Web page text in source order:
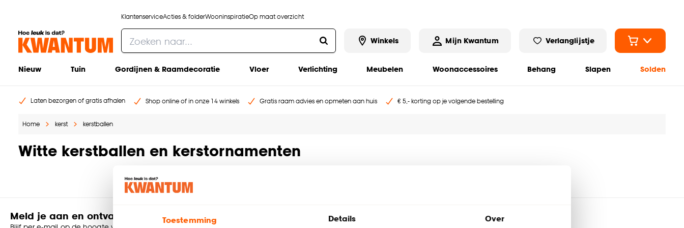
Toestemming Details Over
KlantenserviceActies & folderWooninspiratieOp maat overzicht
Winkels Mijn Kwantum Verlanglijstje
Nieuw Tuin Gordijnen & Raamdecoratie Vloer Verlichting Meubelen Woonaccessoires Behang Slapen Solden
Laten bezorgen of gratis afhalen Shop online of in onze 14 winkels Gratis raam advies en opmeten aan huis € 5,- korting op je volgende bestelling
Home kerst kerstballen
Witte kerstballen en kerstornamenten
Meld je aan en ontvang € 5,- korting op je volgende bestelling